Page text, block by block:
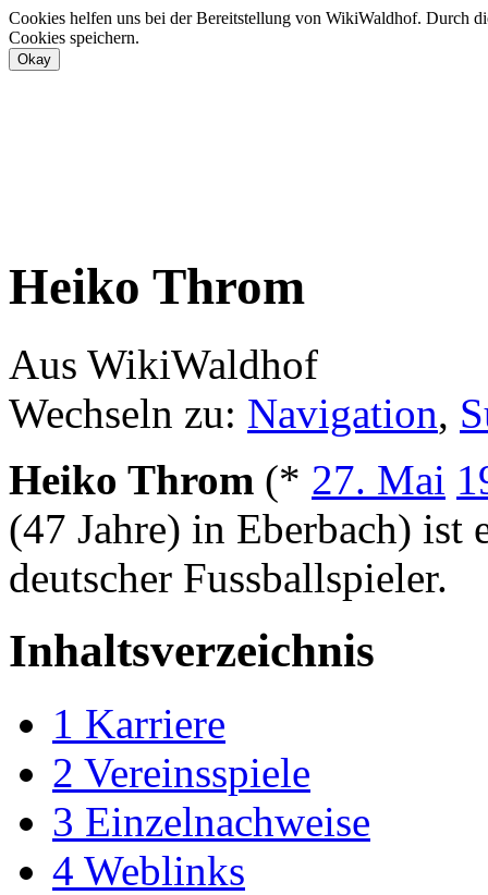
Cookies helfen uns bei der Bereitstellung von WikiWaldhof. Durch
Cookies speichern.
Heiko Throm
Aus WikiWaldhof
Wechseln zu: Navigation,
Heiko Throm (* 27. Mai
(47 Jahre) in Eberbach) ist
deutscher Fussballspieler.
Inhaltsverzeichnis
1 Karriere
2 Vereinsspiele
3 Einzelnachweise
4 Weblinks